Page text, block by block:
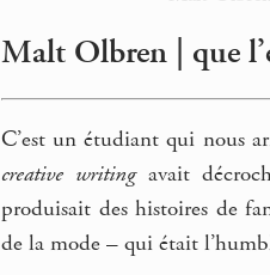
Malt Olbren | que
C’est un étudiant qui nous
creative writingavait
produisait des histoires de
de la mode – qui était